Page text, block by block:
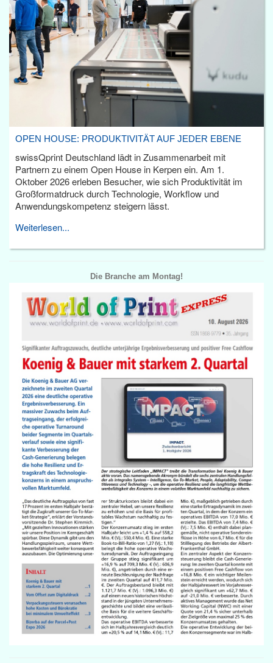
OPEN HOUSE: PRODUKTIVITÄT AUF JEDER EBENE
swissQprint Deutschland lädt in Zusammenarbeit mit
Partnern zu einem Open House in Kerpen ein. Am 1.
Oktober 2026 erleben Besucher, wie sich Produktivität im
Großformatdruck durch Technologie, Workflow und
Anwendungskompetenz steigern lässt.
Weiterlesen...
Die Branche am Montag!